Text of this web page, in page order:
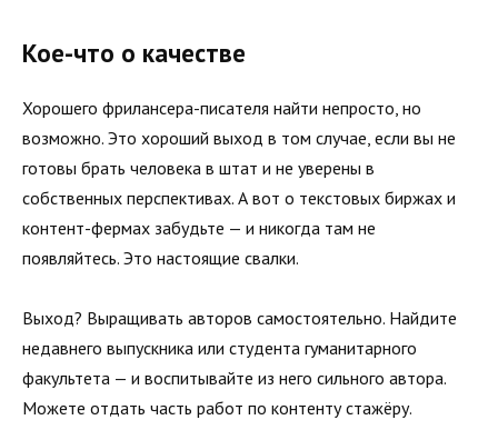
Кое-что о качестве
Хорошего фрилансера-писателя найти непросто, но
возможно. Это хороший выход в том случае, если вы не
готовы брать человека в штат и не уверены в
собственных перспективах. А вот о текстовых биржах и
контент-фермах забудьте — и никогда там не
появляйтесь. Это настоящие свалки.
Выход? Выращивать авторов самостоятельно. Найдите
недавнего выпускника или студента гуманитарного
факультета — и воспитывайте из него сильного автора.
Можете отдать часть работ по контенту стажёру.